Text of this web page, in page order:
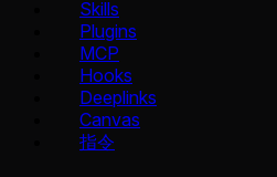
Skills
Plugins
MCP
Hooks
Deeplinks
Canvas
指令